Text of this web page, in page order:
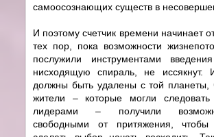
самоосознающих существ в
И поэтому счетчик времени начинает
тех пор, пока возможности
послужили инструментами
нисходящую спираль, не иссякнут.
должны быть удалены с той планеты,
жители – которые могли
лидерами – получили
свободными от притяжения,